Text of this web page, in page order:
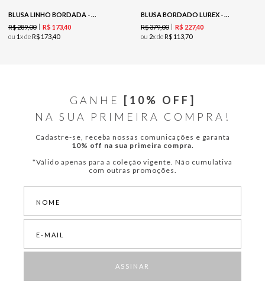
BLUSA LINHO BORDADA - PRETO
R$289,00 R$ 17340
ou 1x deR$ 17340
BLUSA BORDADO LUREX - CACAU
R$379,00 R$ 227,40
ou 2x deR$ 11370
GANHE
[10% OFF]
NA SUA PRIMEIRA COMPRA!
Cadastre-se, receba nossas comunicações e garanta
10% off na sua primeira compra.
*Válido apenas para a coleção vigente. Não cumulativa
com outras promoções.
ASSINAR